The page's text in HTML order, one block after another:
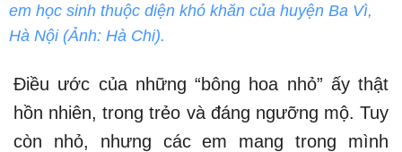
em học sinh thuộc diện khó khăn của huyện Ba Vì,
Hà Nội (Ảnh: Hà Chi).
Điều ước của những “bông hoa nhỏ” ấy thật
hồn nhiên, trong trẻo và đáng ngưỡng mộ. Tuy
còn nhỏ, nhưng các em mang trong mình